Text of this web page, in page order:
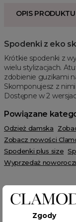
OPIS PRODUKTU
Spodenki z eko
Krótkie spodenki z
wielu stylizacjach.
zdobienie guzikami
Skomponujesz z
Dostępne w 2
Powiązane
Odzież damska
Zobacz nowości
Spodenki plus size
Wyprzedaż
Zgody